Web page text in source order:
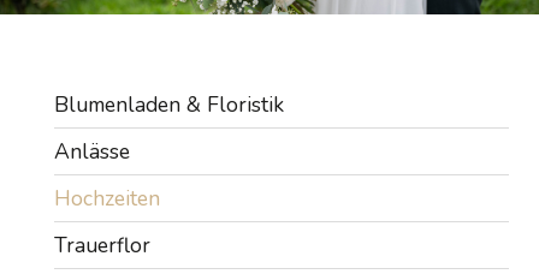
Blumenladen & Floristik
Anlässe
Hochzeiten
Trauerflor